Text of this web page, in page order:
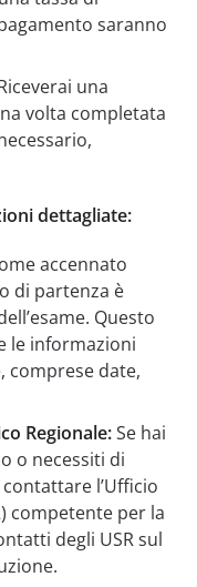
saranno
una
volta completata
dettagliate:
accennato
di partenza è
Questo
le informazioni
comprese date,
Regionale:Se hai
o necessiti di
l’Ufficio
competente per la
degli USR sul